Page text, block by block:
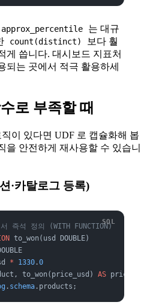
approx_percentile
는 대규
count(distinct)
보다 훨
게 씁니다. 대시보드 지표처
되는 곳에서 적극 활용하세
로 부족할 때
이 있다면 UDF 로 캡슐화해 봅
을 안전하게 재사용할 수 있습니
·카탈로그 등록)
즉석 정의 (WITH FUNCTION)
to_won(usd DOUBLE)
* 1330 .0
to_won(price_usd) AS price_krw
. schema .products;